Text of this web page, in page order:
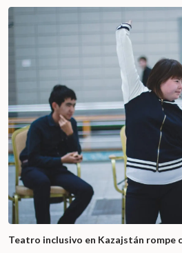
Teatro inclusivo en Kazajstán rompe